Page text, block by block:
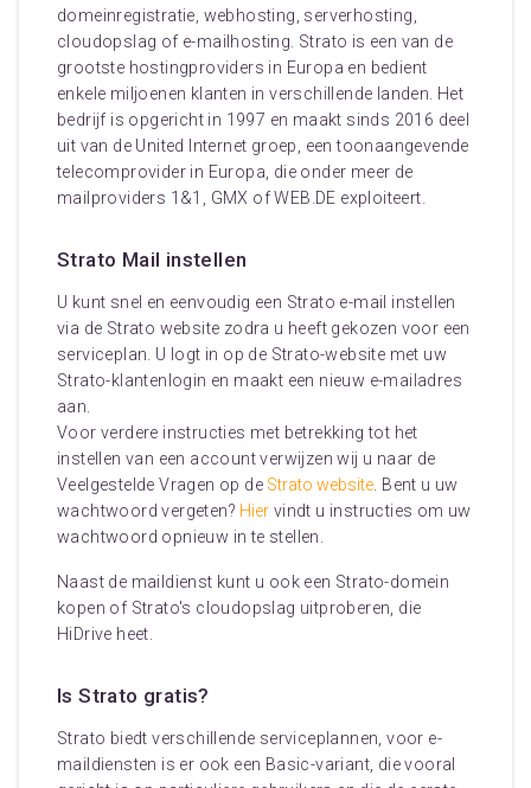
domeinregistratie, webhosting, serverhosting,
cloudopslag of e-mailhosting. Strato is een van de
grootste hostingproviders in Europa en bedient
enkele miljoenen klanten in verschillende landen. Het
bedrijf is opgericht in 1997 en maakt sinds 2016 deel
uit van de United Internet groep, een toonaangevende
telecomprovider in Europa, die onder meer de
mailproviders 1&1, GMX of WEB.DE exploiteert.
Strato Mail instellen
U kunt snel en eenvoudig een Strato e-mail instellen
via de Strato website zodra u heeft gekozen voor een
serviceplan. U logt in op de Strato-website met uw
Strato-klantenlogin en maakt een nieuw e-mailadres
aan.
Voor verdere instructies met betrekking tot het
instellen van een account verwijzen wij u naar de
Veelgestelde Vragen op de Strato website . Bent u uw
wachtwoord vergeten? Hier vindt u instructies om uw
wachtwoord opnieuw in te stellen.
Naast de maildienst kunt u ook een Strato-domein
kopen of Strato's cloudopslag uitproberen, die
HiDrive heet.
Is Strato gratis?
Strato biedt verschillende serviceplannen, voor e-
maildiensten is er ook een Basic-variant, die vooral